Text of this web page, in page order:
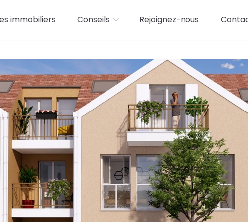
immobiliers Conseils Rejoignez-nous